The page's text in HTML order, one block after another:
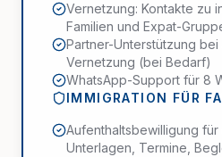
Vernetzung: Kontakte zu
Familien und Expat-
Partner-Unterstützung
Vernetzung (bei Bedarf)
WhatsApp-Support für 8
IMMIGRATION FÜR
Aufenthaltsbewilligung für
Unterlagen, Termine,